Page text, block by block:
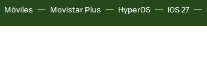
Móviles Movistar Plus HyperOS iOS 27